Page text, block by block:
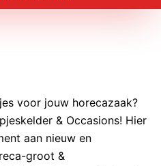
voor jouw horecazaak?
& Occasions! Hier
aan nieuw en
groot &